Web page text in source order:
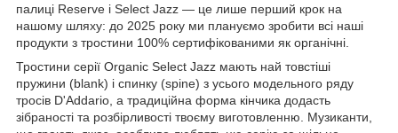
палиці Reserve і Select Jazz — це лише перший крок на
нашому шляху: до 2025 року ми плануємо зробити всі наші
продукти з тростини 100% сертифікованими як органічні.
Тростини серії Organic Select Jazz мають най товстіші
пружини (blank) і спинку (spine) з усього модельного ряду
тросів D'Addario, а традиційна форма кінчика додасть
зібраності та розбірливості твоєму виготовленню. Музиканти,